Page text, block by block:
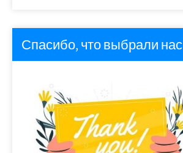
Спасибо, что выбрали нас